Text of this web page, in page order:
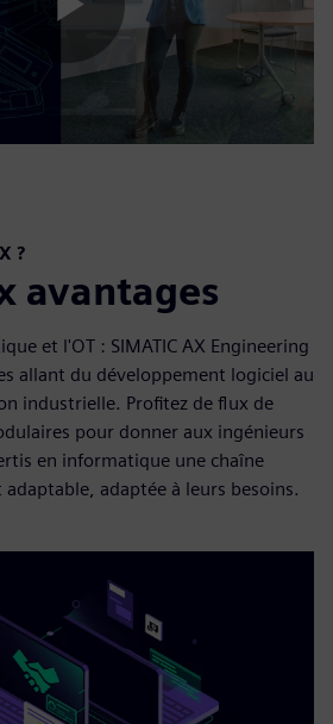
Play
?
avantages
et l'OT : SIMATIC AX Engineering
allant du développement logiciel au
industrielle. Profitez de flux de
pour donner aux ingénieurs
en informatique une chaîne
adaptée à leurs besoins.